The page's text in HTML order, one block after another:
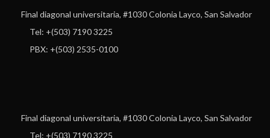
Final diagonal universitaria, #1030 Colonia Layco, San Salvador
Tel: +(503) 7190 3225
PBX: +(503) 2535-0100
Final diagonal universitaria, #1030 Colonia Layco, San Salvador
Tel: +(503) 7190 3225